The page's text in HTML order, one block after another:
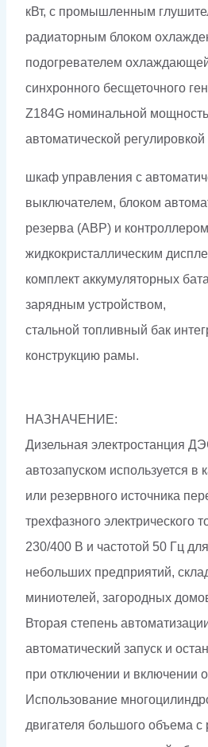
кВт, с промышленным
радиаторным блоком
подогревателем
синхронного бесщеточного
Z184G номинальной
автоматической
шкаф управления с
выключателем, блоком
резерва (АВР) и
жидкокристаллическим
комплект аккумуляторных
зарядным устройством,
стальной топливный бак
конструкцию рамы.
НАЗНАЧЕНИЕ:
Дизельная электростанция
автозапуском используется в
или резервного источника
трехфазного электрического
230/400 В и частотой 50 Гц
небольших предприятий,
миниотелей, загородных
Вторая степень
автоматический запуск и
при отключении и включении
Использование
двигателя большого объема